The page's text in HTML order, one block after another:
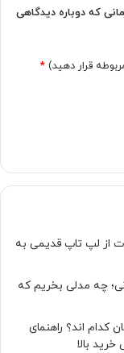
که دوباره دیدگاهی
قرار دهید) *
از لپ تاپ قدیمی به
چه مدلی بخریم که
زیر ۵ میلیون تومان کدام اند؟ راهنمای
بالا